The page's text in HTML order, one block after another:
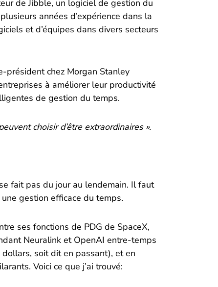
de Jibble, un logiciel de gestion du
années d’expérience dans la
et d’équipes dans divers secteurs
président chez Morgan Stanley
à améliorer leur productivité
de gestion du temps.
choisir d’être extraordinaires ».
fait pas du jour au lendemain. Il faut
gestion efficace du temps.
ses fonctions de PDG de SpaceX,
Neuralink et OpenAI entre-temps
soit dit en passant), et en
Voici ce que j’ai trouvé: